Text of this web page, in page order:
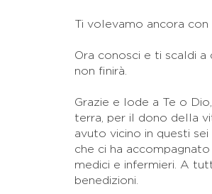
Ti volevamo ancora con
Ora conosci e ti scaldi
non finirà.
Grazie e lode a Te o
terra, per il dono della
avuto vicino in questi sei
che ci ha
medici e infermieri. A
benedizioni.